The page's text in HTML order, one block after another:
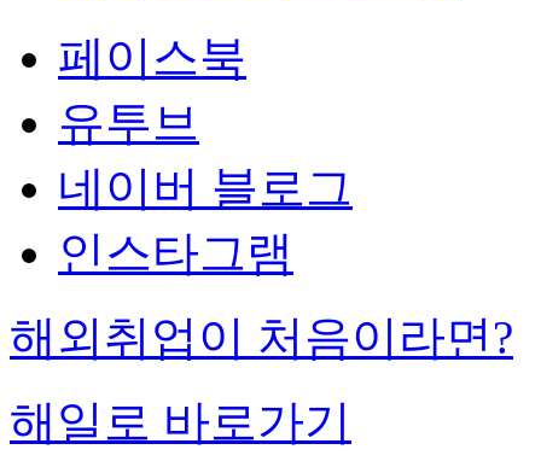
페이스북
유투브
네이버 블로그
인스타그램
해외취업이 처음이라면?
해일로 바로가기